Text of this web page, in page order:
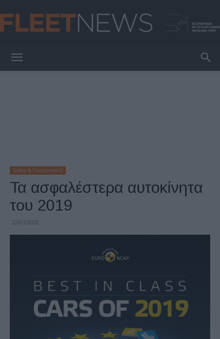
Safety & Environment
Τα ασφαλέστερα αυτοκίνητα
του 2019
22/01/2020